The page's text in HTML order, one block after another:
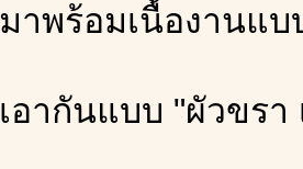
มาพร้อมเนื้องานแ
เอากันแบบ "ผัวขรา